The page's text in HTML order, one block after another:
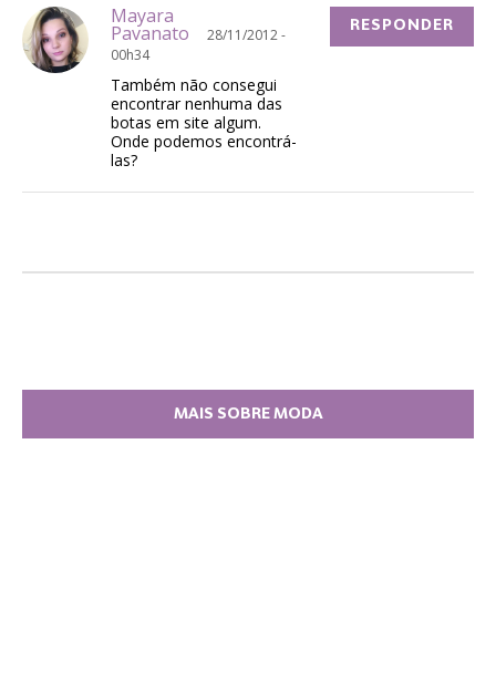
Mayara
Pavanato
28/11/2012 -
00h34
Também não consegui
encontrar nenhuma das
botas em site algum.
Onde podemos encontrá-
las?
RESPONDER
MAIS SOBRE MODA